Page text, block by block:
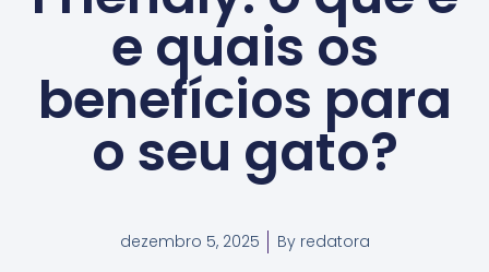
e quais os
benefícios para
o seu gato?
dezembro 5, 2025 Byredatora